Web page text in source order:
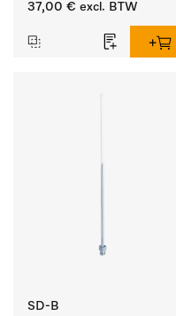
37,00 € excl. BTW
SD-B